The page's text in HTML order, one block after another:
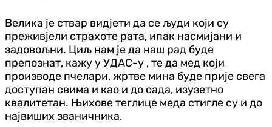
Велика је ствар видјети да се људи који су
преживјели страхоте рата, ипак насмијани и
задовољни. Циљ нам је да наш рад буде
препознат, кажу у УДАС-у , те да мед који
производе пчелари, жртве мина буде прије свега
доступан свима и као и до сада, изузетно
квалитетан. Њихове теглице меда стигле су и до
највиших званичника.